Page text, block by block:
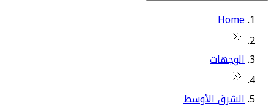
Home
الوجهات
الشرق الأوسط